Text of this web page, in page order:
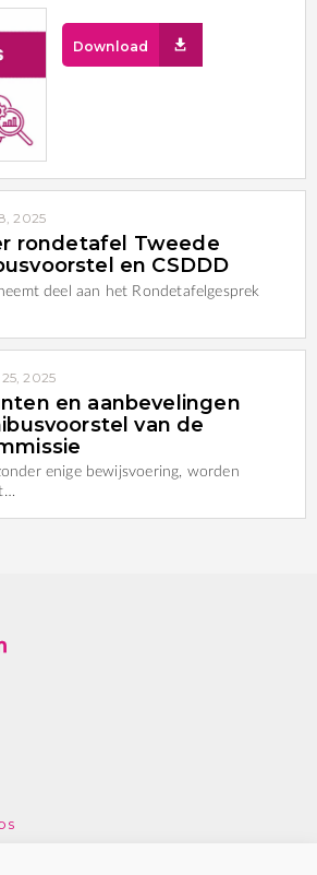
Download
2025
rondetafel Tweede
en CSDDD
deel aan het Rondetafelgesprek
2025
en aanbevelingen
van de
enige bewijsvoering, worden